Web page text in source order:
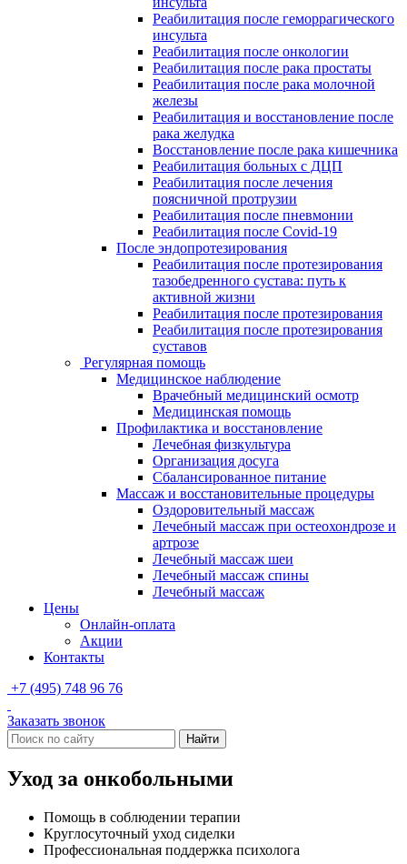
Реабилитация после геморрагического
инсульта
Реабилитация после онкологии
Реабилитация после рака простаты
Реабилитация после рака молочной
железы
Реабилитация и восстановление после
рака желудка
Восстановление после рака кишечника
Реабилитация больных с ДЦП
Реабилитация после лечения
поясничной протрузии
Реабилитация после пневмонии
Реабилитация после Covid-19
После эндопротезирования
Реабилитация после протезирования
тазобедренного сустава: путь к
активной жизни
Реабилитация после протезирования
Реабилитация после протезирования
суставов
Регулярная помощь
Медицинское наблюдение
Врачебный медицинский осмотр
Медицинская помощь
Профилактика и восстановление
Лечебная физкультура
Организация досуга
Сбалансированное питание
Массаж и восстановительные процедуры
Оздоровительный массаж
Лечебный массаж при остеохондрозе и
артрозе
Лечебный массаж шеи
Лечебный массаж спины
Лечебный массаж
Цены
Онлайн-оплата
Акции
Контакты
+7 (495) 748 96 76
Заказать звонок
Найти
Уход за онкобольными
Помощь в соблюдении терапии
Круглосуточный уход сиделки
Профессиональная поддержка психолога